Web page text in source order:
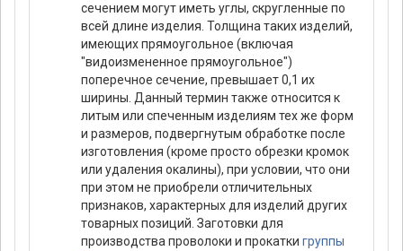
сечением могут иметь углы, скругленные по
всей длине изделия. Толщина таких изделий,
имеющих прямоугольное (включая
"видоизмененное прямоугольное")
поперечное сечение, превышает 0,1 их
ширины. Данный термин также относится к
литым или спеченным изделиям тех же форм
и размеров, подвергнутым обработке после
изготовления (кроме просто обрезки кромок
или удаления окалины), при условии, что они
при этом не приобрели отличительных
признаков, характерных для изделий других
товарных позиций. Заготовки для
производства проволоки и прокатки группы